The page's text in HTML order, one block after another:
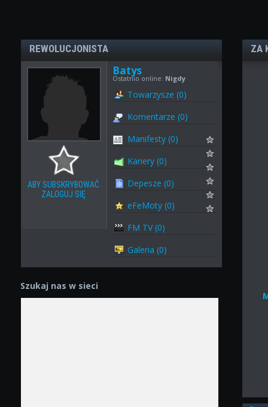
REWOLUCJONISTA
ABY SUBSKRYBOWAĆ
ZALOGUJ SIĘ
Batys
Ostatnio online: Nigdy
Towarzysze (0)
Komentarze (0)
Manifesty (0)
Kariery (0)
Depesze (0)
eFeMoty (0)
FM TV (0)
Galeria (0)
Szukaj nas w sieci
ZA